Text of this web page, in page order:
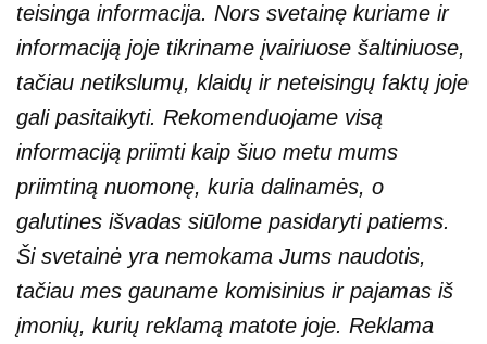
teisinga informacija. Nors svetainę kuriame ir
informaciją joje tikriname įvairiuose šaltiniuose,
tačiau netikslumų, klaidų ir neteisingų faktų joje
gali pasitaikyti. Rekomenduojame visą
informaciją priimti kaip šiuo metu mums
priimtiną nuomonę, kuria dalinamės, o
galutines išvadas siūlome pasidaryti patiems.
Ši svetainė yra nemokama Jums naudotis,
tačiau mes gauname komisinius ir pajamas iš
įmonių, kurių reklamą matote joje. Reklama